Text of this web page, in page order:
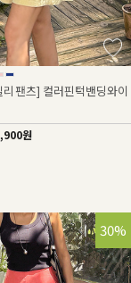
팬츠] 컬러핀턱밴딩와이
원
30%